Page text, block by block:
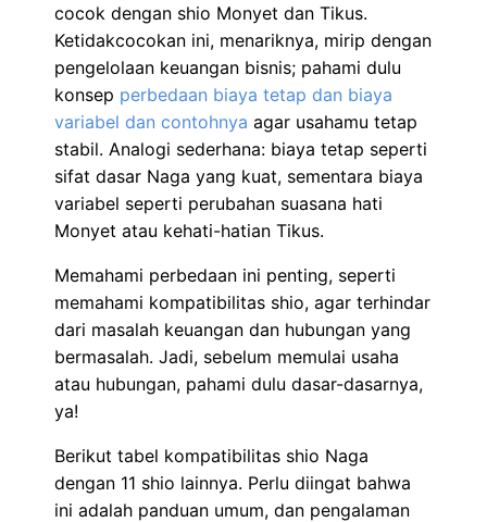
cocok dengan shio Monyet dan Tikus.
Ketidakcocokan ini, menariknya, mirip dengan
pengelolaan keuangan bisnis; pahami dulu
konsep perbedaan biaya tetap dan biaya
variabel dan contohnya agar usahamu tetap
stabil. Analogi sederhana: biaya tetap seperti
sifat dasar Naga yang kuat, sementara biaya
variabel seperti perubahan suasana hati
Monyet atau kehati-hatian Tikus.
Memahami perbedaan ini penting, seperti
memahami kompatibilitas shio, agar terhindar
dari masalah keuangan dan hubungan yang
bermasalah. Jadi, sebelum memulai usaha
atau hubungan, pahami dulu dasar-dasarnya,
ya!
Berikut tabel kompatibilitas shio Naga
dengan 11 shio lainnya. Perlu diingat bahwa
ini adalah panduan umum, dan pengalaman